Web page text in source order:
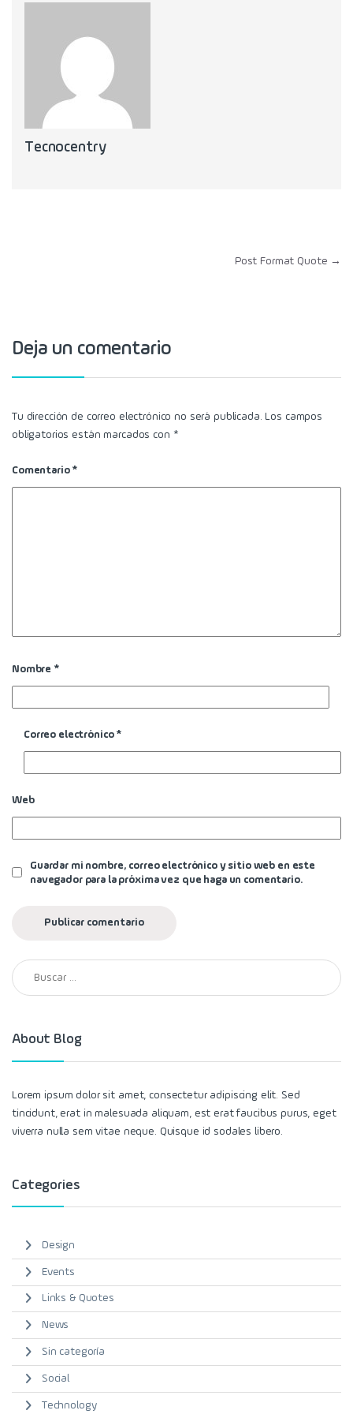
Tecnocentry
Post Format Quote →
Deja un comentario
Tu dirección de correo electrónico no será publicada. Los campos
obligatorios están marcados con *
Comentario *
Nombre *
Correo electrónico *
Web
Guardar mi nombre, correo electrónico y sitio web en este
navegador para la próxima vez que haga un comentario.
Buscar:
About Blog
Lorem ipsum dolor sit amet, consectetur adipiscing elit. Sed
tincidunt, erat in malesuada aliquam, est erat faucibus purus, eget
viverra nulla sem vitae neque. Quisque id sodales libero.
Categories
Design
Events
Links & Quotes
News
Sin categoría
Social
Technology